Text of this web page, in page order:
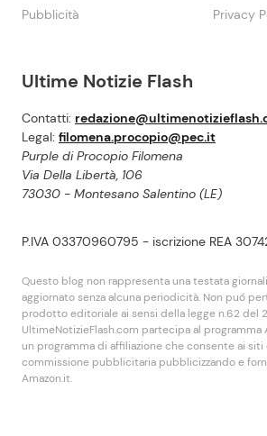
Ultime Notizie Flash
Contatti:
Legal: filomena.procopio@pec.it
Purple di Procopio Filomena
Via Della Libertà, 106
73030 - Montesano Salentino (LE)
P.IVA 03370960795 - iscrizione REA
Questo blog non rappresenta una testata
aggiornato senza alcuna periodicità. Non puó
prodotto editoriale ai sensi della legge n.62 del
UltimeNotizieFlash.com partecipa al programma
un programma di affiliazione che consente ai
commissione pubblicitaria pubblicizzando e
Amazon.it.
Pubblicità Privacy